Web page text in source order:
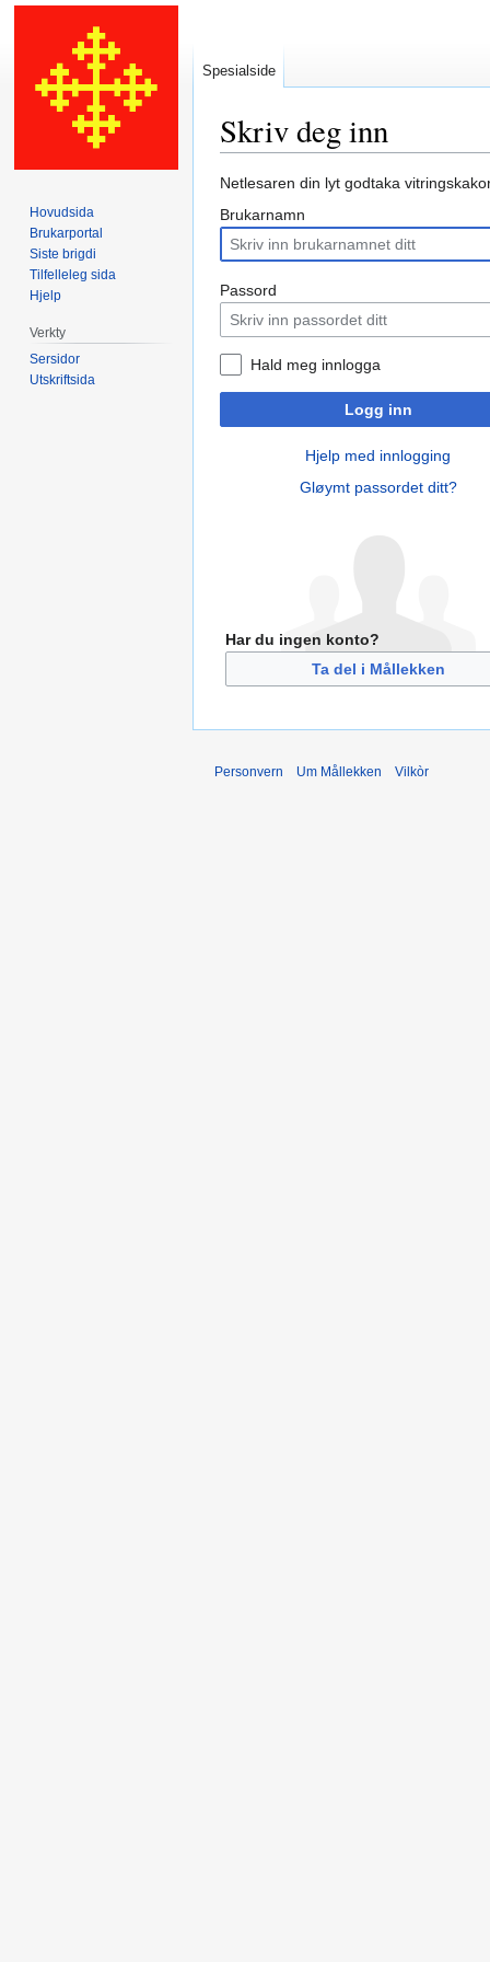
Skriv deg inn
Hopp
til
navigering
Hopp
til
søk
Netlesaren din lyt godtaka
Brukarnamn
Passord
Hald meg innlogga
Logg inn
Hjelp med innlogging
Gløymt passordet ditt?
Har du ingen konto?
Ta del i Mållekken
Spesialside
Hovudsida
Brukarportal
Siste brigdi
Tilfelleleg sida
Hjelp
Verkty
Sersidor
Utskriftsida
Personvern Um Mållekken Vilkòr